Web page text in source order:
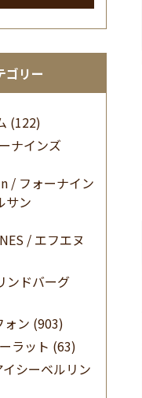
ゴリー
(122)
ナインズ
/ フォーナイン
サン
/ エフエヌ
ンドバーグ
ン (903)
ラット (63)
シーベルリン